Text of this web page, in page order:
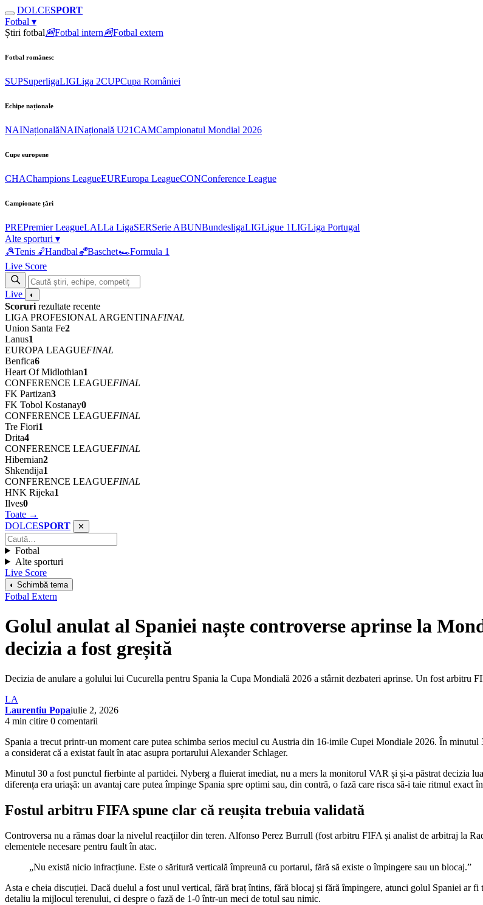
DOLCESPORT
Fotbal ▾
Știri fotbal📰Fotbal intern📰Fotbal extern
Fotbal românesc
SUPSuperligaLIGLiga 2CUPCupa României
Echipe naționale
NAINaționalăNAINațională U21CAMCampionatul Mondial 2026
Cupe europene
CHAChampions LeagueEUREuropa LeagueCONConference League
Campionate țări
PREPremier LeagueLALLa LigaSERSerie ABUNBundesligaLIGLigue 1LIGLiga Portugal
Alte sporturi ▾
🎾Tenis 🤾Handbal🏀Baschet🏎Formula 1
Live Score
Live ◐
Scoruri rezultate recente
LIGA PROFESIONAL ARGENTINAFINAL
Union Santa Fe2
Lanus1
EUROPA LEAGUEFINAL
Benfica6
Heart Of Midlothian1
CONFERENCE LEAGUEFINAL
FK Partizan3
FK Tobol Kostanay0
CONFERENCE LEAGUEFINAL
Tre Fiori1
Drita4
CONFERENCE LEAGUEFINAL
Hibernian2
Shkendija1
CONFERENCE LEAGUEFINAL
HNK Rijeka1
Ilves0
Toate →
DOLCESPORT ✕
Fotbal
Alte sporturi
Live Score
◐ Schimbă tema
Fotbal Extern
Golul anulat al Spaniei naște controverse aprinse la
decizia a fost greșită
Decizia de anulare a golului lui Cucurella pentru Spania la Cupa Mondială 2026 a stârnit dezbateri aprinse. Un fost arbitru
LA
Laurentiu Popaiulie 2, 2026
4 min citire 0 comentarii
Spania a trecut printr-un moment care putea schimba serios meciul cu Austria din 16-imile Cupei Mondiale 2026. În
a considerat că a existat fault în atac asupra portarului Alexander Schlager.
Minutul 30 a fost punctul fierbinte al partidei. Nyberg a fluierat imediat, nu a mers la monitorul VAR și și-a păstrat decizia
diferența era uriașă: un avantaj care putea împinge Spania spre optimi sau, din contră, o fază care risca să-i taie ritmul exact
Fostul arbitru FIFA spune clar că reușita trebuia validată
Controversa nu a rămas doar la nivelul reacțiilor din teren. Alfonso Perez Burrull (fost arbitru FIFA și analist de arbitraj la
elementele necesare pentru fault în atac.
„Nu există nicio infracțiune. Este o săritură verticală împreună cu portarul, fără să existe o împingere sau un blocaj.”
Asta e cheia discuției. Dacă duelul a fost unul vertical, fără braț întins, fără blocaj și fără împingere, atunci golul Spaniei ar
detaliu la mijlocul terenului, ci despre o fază de 1-0 într-un meci de totul sau nimic.